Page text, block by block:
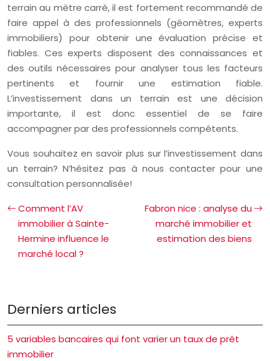
terrain au mètre carré, il est fortement recommandé de
faire appel à des professionnels (géomètres, experts
immobiliers) pour obtenir une évaluation précise et
fiables. Ces experts disposent des connaissances et
des outils nécessaires pour analyser tous les facteurs
pertinents et fournir une estimation fiable.
L’investissement dans un terrain est une décision
importante, il est donc essentiel de se faire
accompagner par des professionnels compétents.
Vous souhaitez en savoir plus sur l’investissement dans
un terrain? N’hésitez pas à nous contacter pour une
consultation personnalisée!
Comment l’AV
immobilier à Sainte-
Hermine influence le
marché local ?
Fabron nice : analyse du
marché immobilier et
estimation des biens
Derniers articles
5 variables bancaires qui font varier un taux de prêt
immobilier